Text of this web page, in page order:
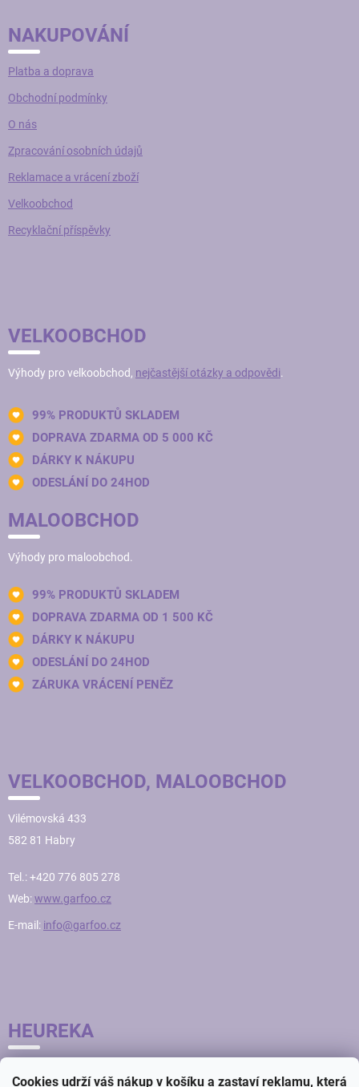
Cookies udrží váš nákup v košíku a zastaví reklamu, která
NAKUPOVÁNÍ
Platba a doprava
Obchodní podmínky
O nás
Zpracování osobních údajů
Reklamace a vrácení zboží
Velkoobchod
Recyklační příspěvky
VELKOOBCHOD
Výhody pro velkoobchod, nejčastější otázky a odpovědi.
99% PRODUKTŮ SKLADEM
DOPRAVA ZDARMA OD 5 000 KČ
DÁRKY K NÁKUPU
ODESLÁNÍ DO 24HOD
MALOOBCHOD
Výhody pro maloobchod.
99% PRODUKTŮ SKLADEM
DOPRAVA ZDARMA OD 1 500 KČ
DÁRKY K NÁKUPU
ODESLÁNÍ DO 24HOD
ZÁRUKA VRÁCENÍ PENĚZ
VELKOOBCHOD, MALOOBCHOD
Vilémovská 433
582 81 Habry
Tel.: +420 776 805 278
Web:www.garfoo.cz
E-mail: info@garfoo.cz
HEUREKA